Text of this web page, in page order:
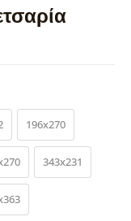
196x270
343x231